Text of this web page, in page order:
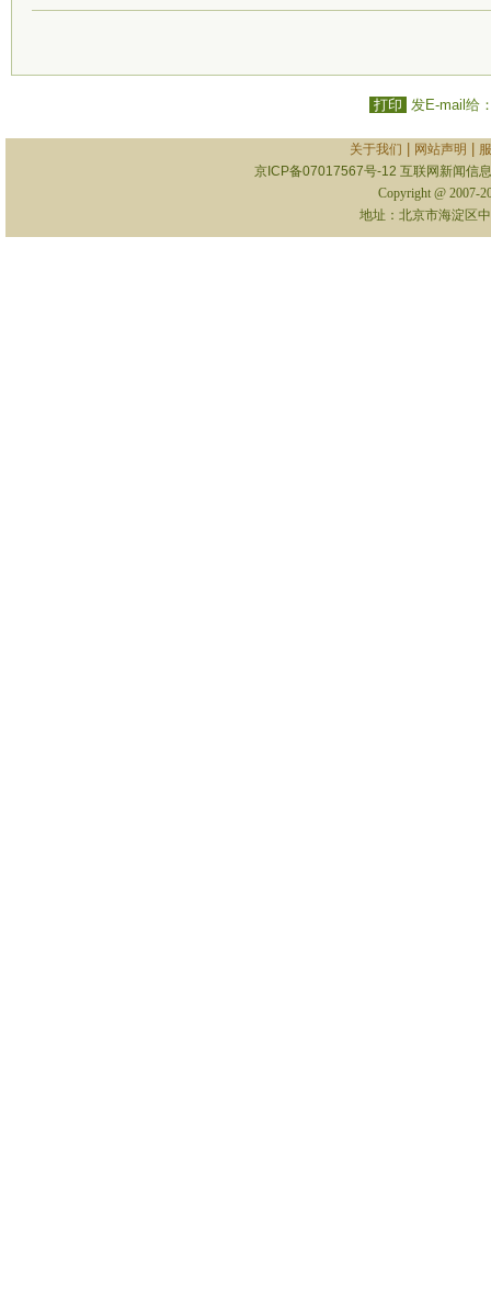
打印 发E-mail给
关于我们 网站声明
京ICP备07017567号-12 互联网新闻信
Copyright @ 2007-
地址：北京市海淀区